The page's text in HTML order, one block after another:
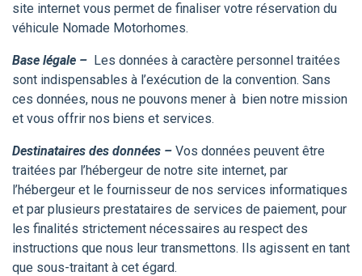
site internet vous permet de finaliser votre réservation du
véhicule Nomade Motorhomes.
Base légale – Les données à caractère personnel traitées
sont indispensables à l’exécution de la convention. Sans
ces données, nous ne pouvons mener à bien notre mission
et vous offrir nos biens et services.
Destinataires des données – Vos données peuvent être
traitées par l’hébergeur de notre site internet, par
l’hébergeur et le fournisseur de nos services informatiques
et par plusieurs prestataires de services de paiement, pour
les finalités strictement nécessaires au respect des
instructions que nous leur transmettons. Ils agissent en tant
que sous-traitant à cet égard.